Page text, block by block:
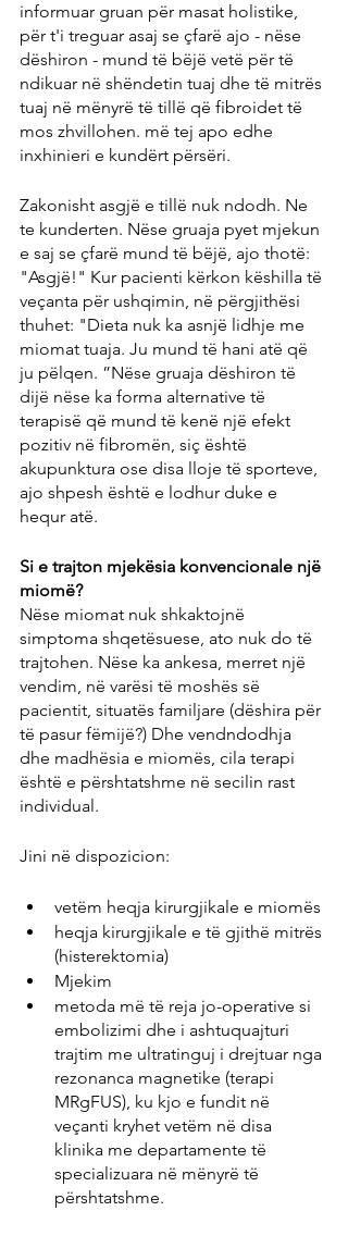
informuar gruan për masat holistike,
për t'i treguar asaj se çfarë ajo - nëse
dëshiron - mund të bëjë vetë për të
ndikuar në shëndetin tuaj dhe të mitrës
tuaj në mënyrë të tillë që fibroidet të
mos zhvillohen. më tej apo edhe
inxhinieri e kundërt përsëri.
Zakonisht asgjë e tillë nuk ndodh. Ne
te kunderten. Nëse gruaja pyet mjekun
e saj se çfarë mund të bëjë, ajo thotë:
"Asgjë!" Kur pacienti kërkon këshilla të
veçanta për ushqimin, në përgjithësi
thuhet: "Dieta nuk ka asnjë lidhje me
miomat tuaja. Ju mund të hani atë që
ju pëlqen. ”Nëse gruaja dëshiron të
dijë nëse ka forma alternative të
terapisë që mund të kenë një efekt
pozitiv në fibromën, siç është
akupunktura ose disa lloje të sporteve,
ajo shpesh është e lodhur duke e
hequr atë.
Si e trajton mjekësia konvencionale një
miomë?
Nëse miomat nuk shkaktojnë
simptoma shqetësuese, ato nuk do të
trajtohen. Nëse ka ankesa, merret një
vendim, në varësi të moshës së
pacientit, situatës familjare (dëshira për
të pasur fëmijë?) Dhe vendndodhja
dhe madhësia e miomës, cila terapi
është e përshtatshme në secilin rast
individual.
Jini në dispozicion:
vetëm heqja kirurgjikale e miomës
heqja kirurgjikale e të gjithë mitrës
(histerektomia)
Mjekim
metoda më të reja jo-operative si
embolizimi dhe i ashtuquajturi
trajtim me ultratinguj i drejtuar nga
rezonanca magnetike (terapi
MRgFUS), ku kjo e fundit në
veçanti kryhet vetëm në disa
klinika me departamente të
specializuara në mënyrë të
përshtatshme.